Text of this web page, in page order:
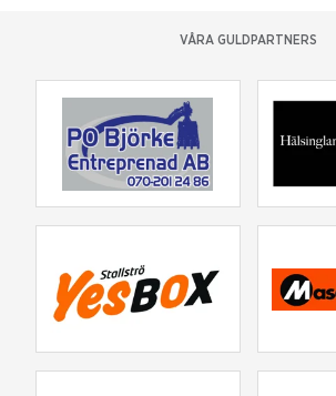
VÅRA GULDPARTNERS